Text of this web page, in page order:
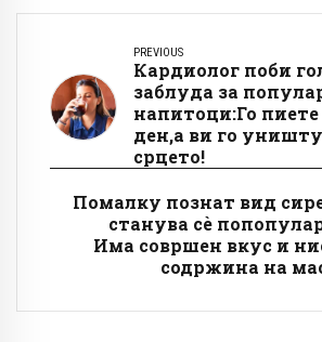
PREVIOUS
Кардиолог поби
заблуда за
напитоци:Го пиете
ден,а ви го
срцето!
Помалку познат вид
станува сè
Има совршен вкус и
содржина на